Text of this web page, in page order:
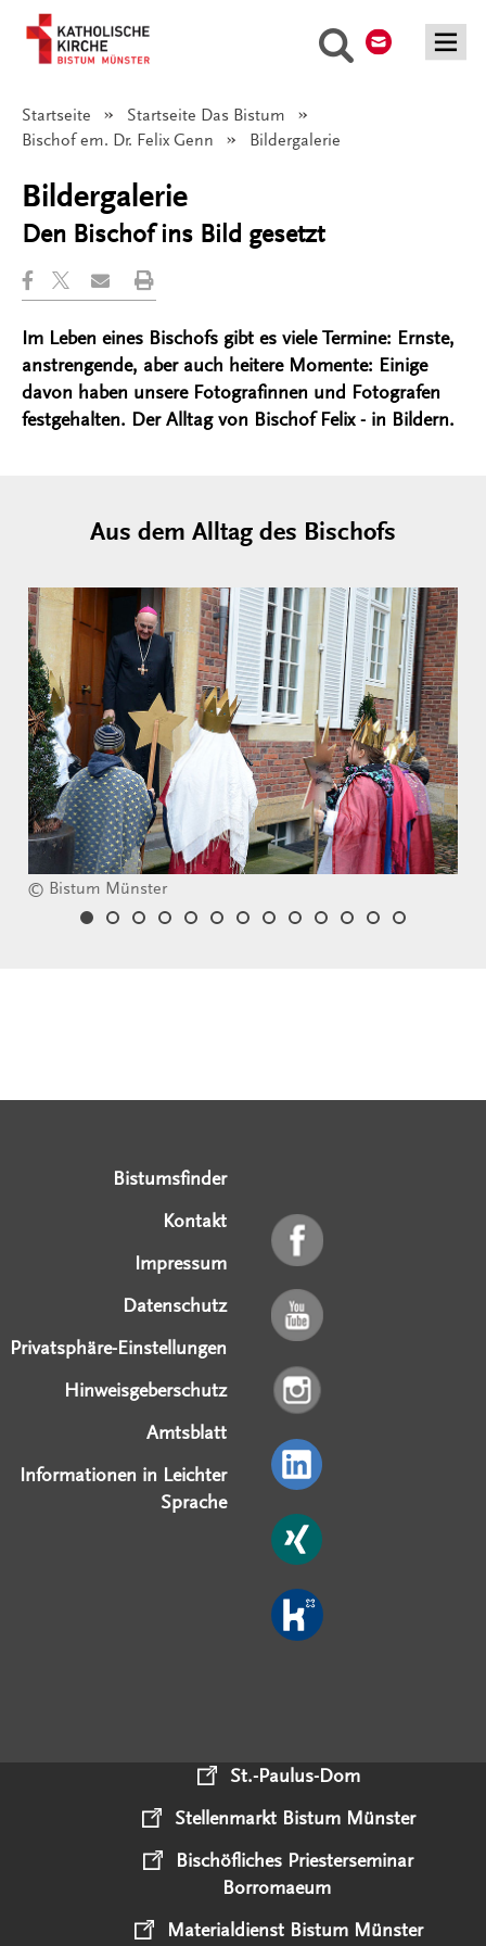
Suche
Startseite
Startseite Das Bistum
Bischof em. Dr. Felix Genn
Angezeigt:
Bildergalerie
Bildergalerie
Den Bischof ins Bild gesetzt
Im Leben eines Bischofs gibt es viele Termine: Ernste,
anstrengende, aber auch heitere Momente: Einige
davon haben unsere Fotografinnen und Fotografen
festgehalten. Der Alltag von Bischof Felix - in Bildern.
Aus dem Alltag des Bischofs
© Bistum Münster
Bistumsfinder
Kontakt
Impressum
Datenschutz
Privatsphäre-Einstellungen
Hinweisgeberschutz
Amtsblatt
Informationen in Leichter
Sprache
St.-Paulus-Dom
Stellenmarkt Bistum Münster
Bischöfliches Priesterseminar
Borromaeum
Materialdienst Bistum Münster